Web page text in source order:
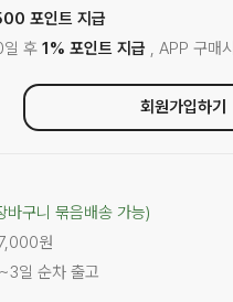
포인트 지급
일 후 1% 포인트 지급 , APP 구매시
회원가입하기
바구니 묶음배송 가능)
원
일 순차 출고